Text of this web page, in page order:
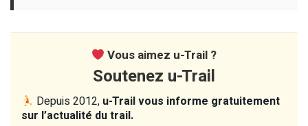
Vous aimez u-Trail ?
Soutenez u-Trail
Depuis 2012, u-Trail vous informe gratuitement
sur l’actualité du trail.